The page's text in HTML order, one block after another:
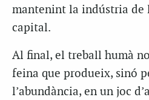
mantenint la indústria de
capital.
Al final, el treball humà
feina que produeix, sinó
l’abundància, en un joc